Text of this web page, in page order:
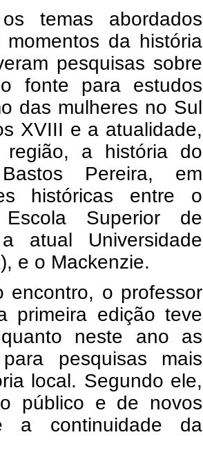
temas abordados
da história
pesquisas sobre
fonte para estudos
das mulheres no Sul
XVIII e a atualidade,
região, a história do
Pereira, em
históricas entre o
Superior de
atual Universidade
e o Mackenzie.
encontro, o professor
primeira edição teve
neste ano as
pesquisas mais
local. Segundo ele,
público e de novos
a continuidade da